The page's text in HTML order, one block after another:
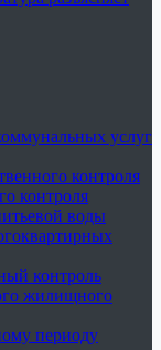
услуг
контроля
контроля
воды
контроль
жилищного
периоду